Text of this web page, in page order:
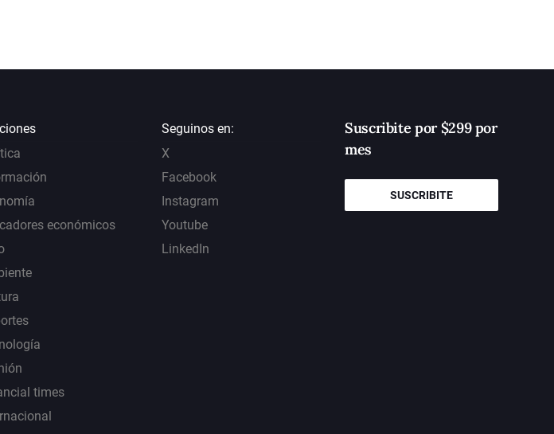
económicos
times
Seguinos en:
X
Facebook
Instagram
Youtube
LinkedIn
Suscribite por $299 por
mes
SUSCRIBITE